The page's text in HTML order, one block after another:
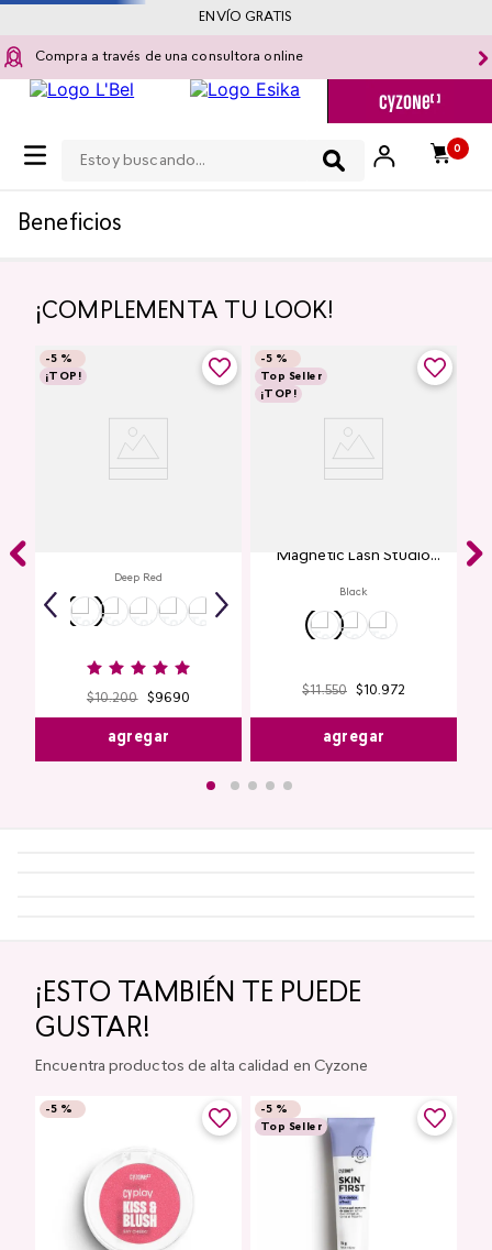
Compra a través de una consultora online
0
ENVÍO GRATIS
Beneficios
¡COMPLEMENTA TU LOOK!
-5 %
¡TOP!
Deep Red
$10.200 $9690
agregar
-5 %
Top Seller
¡TOP!
Magnetic Lash Studio
Black
$11.550 $ 10.972
agregar
¡ESTO TAMBIÉN TE PUEDE
GUSTAR!
Encuentra productos de alta calidad en Cyzone
-5 % -5 %
Top Seller